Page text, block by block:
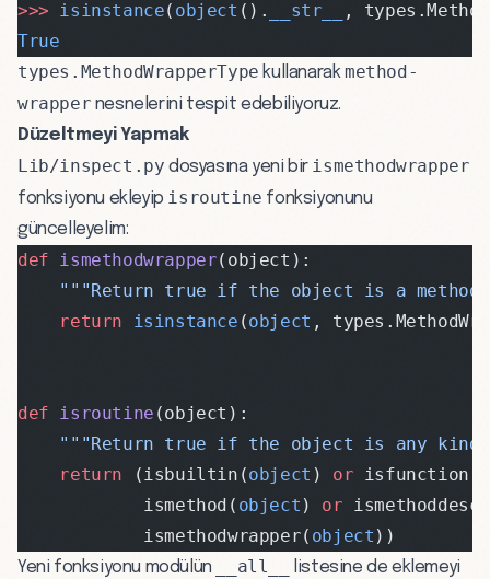
>>> isinstance( object (). __str__
,
True
types.MethodWrapperType kullanarakmethod-
wrapper nesnelerini tespit edebiliyoruz.
Düzeltmeyi Yapmak
Lib/inspect.py dosyasına yeni bir ismethodwrapper
fonksiyonu ekleyip isroutine fonksiyonunu
güncelleyelim:
def ismethodwrapper(object):
"""Return true if the object is a
    return
isinstance (object ,
def isroutine (object):
"""Return true if the object is any kind
    return
(isbuiltin(object ) or isfunction(
            ismethod(
object ) or
            ismethodwrapper(
object ))
Yeni fonksiyonu modülün __all__
listesine de eklemeyi